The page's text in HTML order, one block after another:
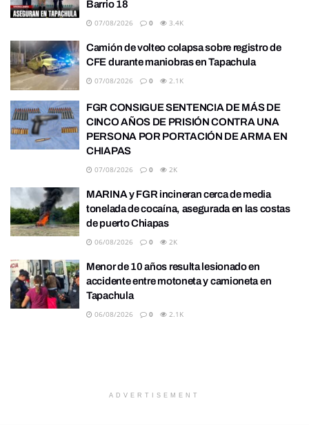
Barrio 18
07/08/2026 0 3.4K
Camión de volteo colapsa sobre registro de
CFE durante maniobras en Tapachula
07/08/2026 0 2.1K
FGR CONSIGUE SENTENCIA DE MÁS DE
CINCO AÑOS DE PRISIÓN CONTRA UNA
PERSONA POR PORTACIÓN DE ARMA EN
CHIAPAS
07/08/2026 0 2K
MARINA y FGR incineran cerca de media
tonelada de cocaína, asegurada en las costas
de puerto Chiapas
06/08/2026 0 2K
Menor de 10 años resulta lesionado en
accidente entre motoneta y camioneta en
Tapachula
06/08/2026 0 2.1K
ADVERTISEMENT